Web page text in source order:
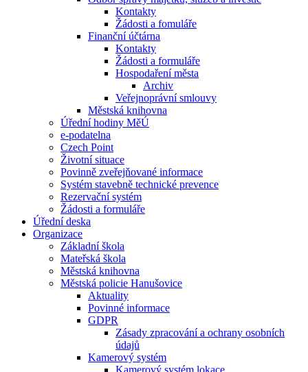
Kontakty
Žádosti a fomuláře
Finanční účtárna
Kontakty
Žádosti a formuláře
Hospodaření města
Archiv
Veřejnoprávní smlouvy
Městská knihovna
Úřední hodiny MěÚ
e-podatelna
Czech Point
Životní situace
Povinně zveřejňované informace
Systém stavebně technické prevence
Rezervační systém
Žádosti a formuláře
Úřední deska
Organizace
Základní škola
Mateřská škola
Městská knihovna
Městská policie Hanušovice
Aktuality
Povinné informace
GDPR
Zásady zpracování a ochrany osobních
údajů
Kamerový systém
Kamerový systém lokace